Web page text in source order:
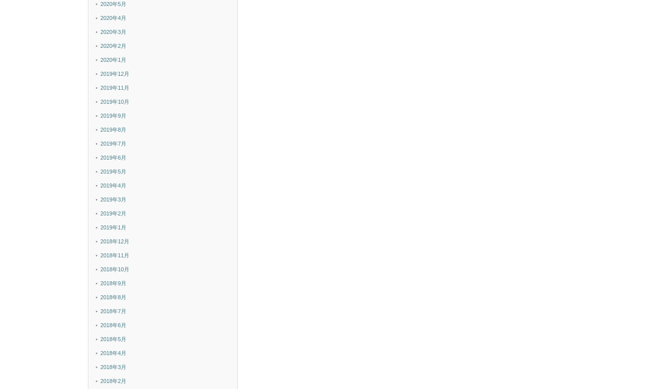
2020年5月
2020年4月
2020年3月
2020年2月
2020年1月
2019年12月
2019年11月
2019年10月
2019年9月
2019年8月
2019年7月
2019年6月
2019年5月
2019年4月
2019年3月
2019年2月
2019年1月
2018年12月
2018年11月
2018年10月
2018年9月
2018年8月
2018年7月
2018年6月
2018年5月
2018年4月
2018年3月
2018年2月